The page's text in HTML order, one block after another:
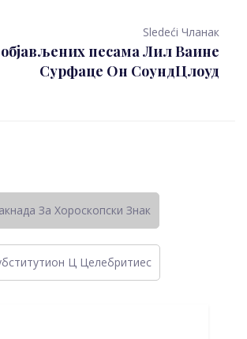
Sledeći Чланак
песама Лил Ваине
Сурфаце Он СоундЦлоуд
За Хороскопски Знак
Ц Целебритиес